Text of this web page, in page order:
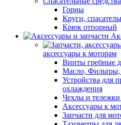
Горны
Круги,
Крюк отпорный
аксессуары к моторам
Винты гребные
Масло, Фильтры,
Устройства для
охлаждения
Чехлы и тележки
Аксессуары к
Запчасти для